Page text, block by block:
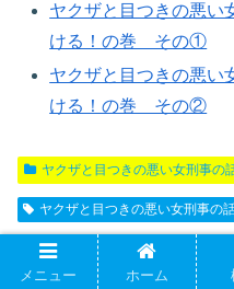
ヤクザと目つきの悪い
ける！の巻 その①
ヤクザと目つきの悪い
ける！の巻 その②
ヤクザと目つきの悪い女刑事の
ヤクザと目つきの悪い女刑事の
スポン
メニュー ホーム